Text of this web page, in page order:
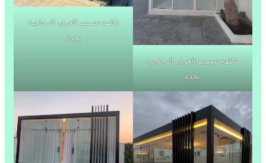
تكلفة تصميم الغرف الزجاجية
بجدة
تكلفة تصميم الغرف الزجاجية
بجدة